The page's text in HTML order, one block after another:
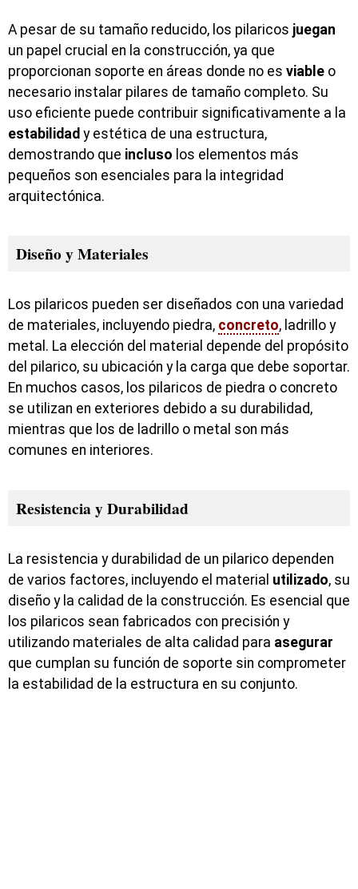
A pesar de su tamaño reducido, los pilaricos juegan
un papel crucial en la construcción, ya que
proporcionan soporte en áreas donde no es viable o
necesario instalar pilares de tamaño completo. Su
uso eficiente puede contribuir significativamente a la
estabilidad y estética de una estructura,
demostrando que incluso los elementos más
pequeños son esenciales para la integridad
arquitectónica.
Diseño y Materiales
Los pilaricos pueden ser diseñados con una variedad
de materiales, incluyendo piedra, concreto, ladrillo y
metal. La elección del material depende del propósito
del pilarico, su ubicación y la carga que debe soportar.
En muchos casos, los pilaricos de piedra o concreto
se utilizan en exteriores debido a su durabilidad,
mientras que los de ladrillo o metal son más
comunes en interiores.
Resistencia y Durabilidad
La resistencia y durabilidad de un pilarico dependen
de varios factores, incluyendo el material utilizado, su
diseño y la calidad de la construcción. Es esencial que
los pilaricos sean fabricados con precisión y
utilizando materiales de alta calidad para asegurar
que cumplan su función de soporte sin comprometer
la estabilidad de la estructura en su conjunto.